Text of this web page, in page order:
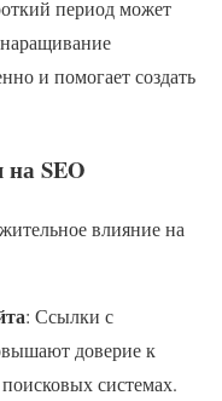
период может
и помогает создать
SEO
влияние на
: Ссылки с
доверие к
системах.